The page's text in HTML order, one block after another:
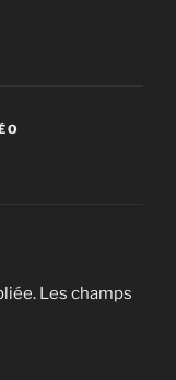
Les champs